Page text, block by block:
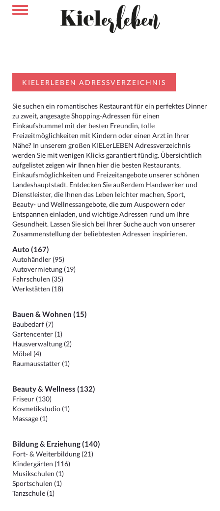
KIELERLEBEN ADRESSVERZEICHNIS
Sie suchen ein romantisches Restaurant für ein perfektes Dinner
zu zweit, angesagte Shopping-Adressen für einen
Einkaufsbummel mit der besten Freundin, tolle
Freizeitmöglichkeiten mit Kindern oder einen Arzt in Ihrer
Nähe? In unserem großen KIELerLEBEN Adressverzeichnis
werden Sie mit wenigen Klicks garantiert fündig. Übersichtlich
aufgelistet zeigen wir Ihnen hier die besten Restaurants,
Einkaufsmöglichkeiten und Freizeitangebote unserer schönen
Landeshauptstadt. Entdecken Sie außerdem Handwerker und
Dienstleister, die Ihnen das Leben leichter machen, Sport,
Beauty- und Wellnessangebote, die zum Auspowern oder
Entspannen einladen, und wichtige Adressen rund um Ihre
Gesundheit. Lassen Sie sich bei Ihrer Suche auch von unserer
Zusammenstellung der beliebtesten Adressen inspirieren.
Auto (167)
Autohändler (95)
Autovermietung (19)
Fahrschulen (35)
Werkstätten (18)
Bauen & Wohnen (15)
Baubedarf (7)
Gartencenter (1)
Hausverwaltung (2)
Möbel (4)
Raumausstatter (1)
Beauty & Wellness (132)
Friseur (130)
Kosmetikstudio (1)
Massage (1)
Bildung & Erziehung (140)
Fort- & Weiterbildung (21)
Kindergärten (116)
Musikschulen (1)
Sportschulen (1)
Tanzschule (1)